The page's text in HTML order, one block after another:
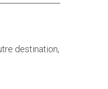
destination,